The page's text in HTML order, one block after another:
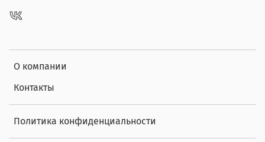
О компании
Контакты
Политика конфиденциальности